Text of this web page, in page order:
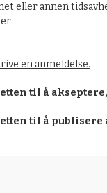
eller annen
en anmeldelse.
til å
til å